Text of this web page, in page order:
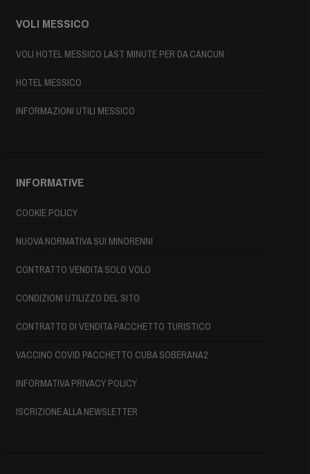
VOLI MESSICO
VOLI HOTEL MESSICO LAST MINUTE PER DA CANCUN
HOTEL MESSICO
INFORMAZIONI UTILI MESSICO
INFORMATIVE
COOKIE POLICY
NUOVA NORMATIVA SUI MINORENNI
CONTRATTO VENDITA SOLO VOLO
CONDIZIONI UTILIZZO DEL SITO
CONTRATTO DI VENDITA PACCHETTO TURISTICO
VACCINO COVID PACCHETTO CUBA SOBERANA2
INFORMATIVA PRIVACY POLICY
ISCRIZIONE ALLA NEWSLETTER